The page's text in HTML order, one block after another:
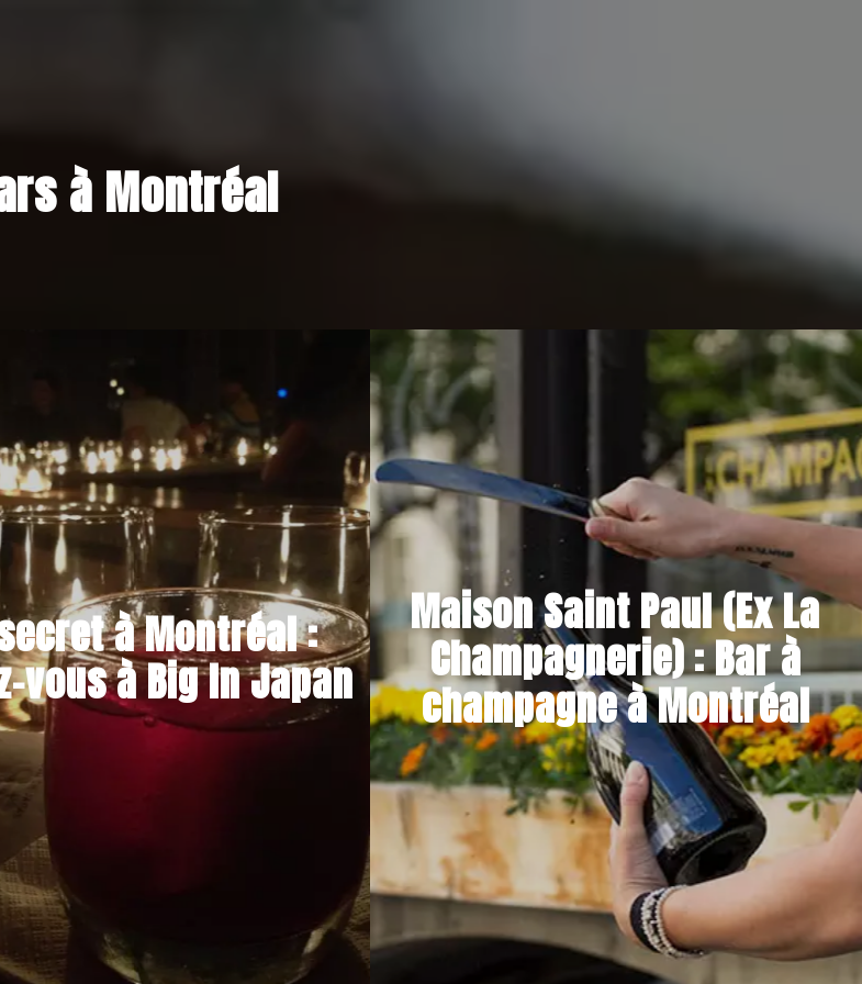
à Montréal
à Montréal :
vous à Big In Japan
Maison Saint Paul (Ex La
Champagnerie) : Bar à
champagne à Montréal